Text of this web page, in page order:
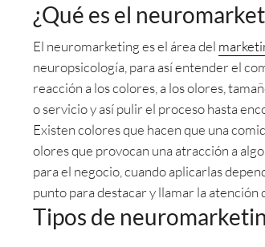
¿Qué es el
El neuromarketing es el área del
neuropsicología, para así entender el
reacción a los colores, a los olores,
o servicio y así pulir el proceso hasta
Existen colores que hacen que una
olores que provocan una atracción a
para el negocio, cuando aplicarlas
punto para destacar y llamar la atención
Tipos de